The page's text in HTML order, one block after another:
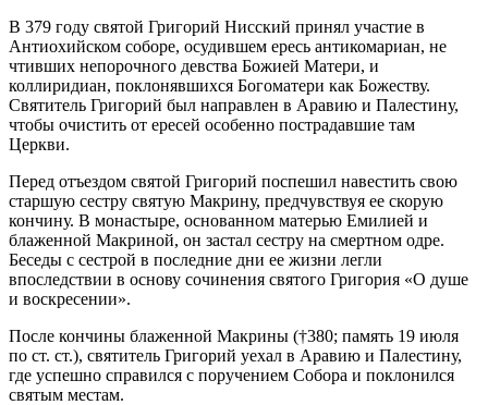
В 379 году святой Григорий Нисский принял участие в
Антиохийском соборе, осудившем ересь антикомариан, не
чтивших непорочного девства Божией Матери, и
коллиридиан, поклонявшихся Богоматери как Божеству.
Святитель Григорий был направлен в Аравию и Палестину,
чтобы очистить от ересей особенно пострадавшие там
Церкви.
Перед отъездом святой Григорий поспешил навестить свою
старшую сестру святую Макрину, предчувствуя ее скорую
кончину. В монастыре, основанном матерью Емилией и
блаженной Макриной, он застал сестру на смертном одре.
Беседы с сестрой в последние дни ее жизни легли
впоследствии в основу сочинения святого Григория «О душе
и воскресении».
После кончины блаженной Макрины (†380; память 19 июля
по ст. ст.), святитель Григорий уехал в Аравию и Палестину,
где успешно справился с поручением Собора и поклонился
святым местам.